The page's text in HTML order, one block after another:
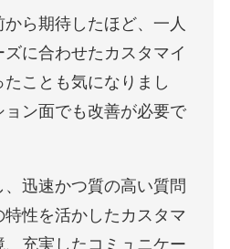
ら期待したほど、一人
に合わせたカスタマイ
ことも気になりまし
ン面でも改善が必要で
迅速かつ質の高い質問
性を活かしたカスタマ
充実したコミュニケー